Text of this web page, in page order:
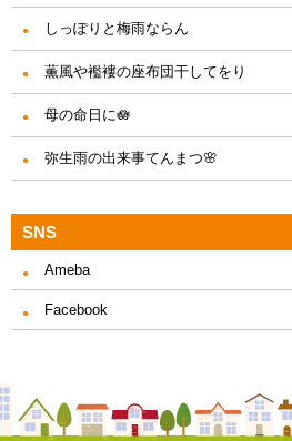
しっぽりと梅雨ならん
薫風や襤褸の座布団干してをり
母の命日に🪷
弥生雨の出来事てんまつ🌸
SNS
Ameba
Facebook